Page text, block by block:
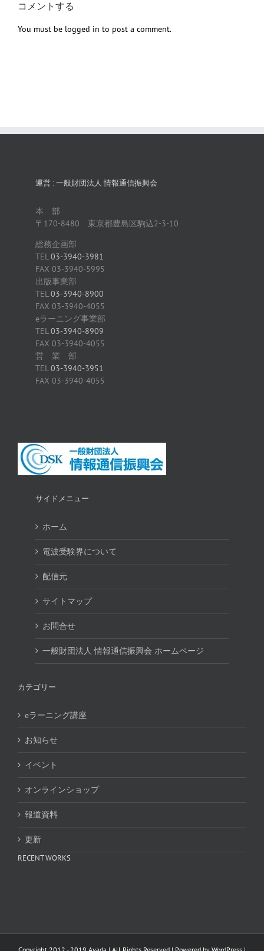
コメントする
You must be logged in to post a comment.
運営 : 一般財団法人 情報通信振興会
本 部
〒170-8480 東京都豊島区駒込2-3-10
総務企画部
TEL03-3940-3981
FAX 03-3940-5995
出版事業部
TEL03-3940-8900
FAX 03-3940-4055
eラーニング事業部
TEL03-3940-8909
FAX 03-3940-4055
営 業 部
TEL03-3940-3951
FAX 03-3940-4055
サイドメニュー
ホーム
電波受験界について
配信元
サイトマップ
お問合せ
一般財団法人 情報通信振興会 ホームページ
カテゴリー
eラーニング講座
お知らせ
イベント
オンラインショップ
報道資料
更新
RECENT WORKS